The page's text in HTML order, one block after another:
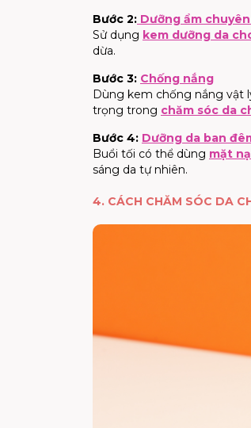
Bước 2: Dưỡng ẩm
Sử dụng kem dưỡng da
dừa.
Bước 3: Chống nắng
Dùng kem chống nắng vật
trọng trong chăm sóc da
Bước 4: Dưỡng da ban
Buổi tối có thể dùng mặt
sáng da tự nhiên.
4. CÁCH CHĂM SÓC DA